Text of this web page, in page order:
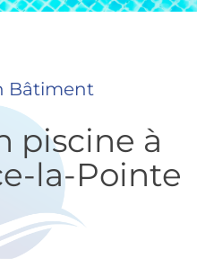
Bâtiment
piscine à
la-Pointe